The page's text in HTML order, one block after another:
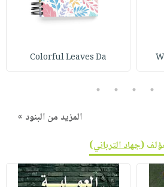
Colorful Leaves Da
2
3
4
5
المزيد من البنود »
(جهاد الترباني)